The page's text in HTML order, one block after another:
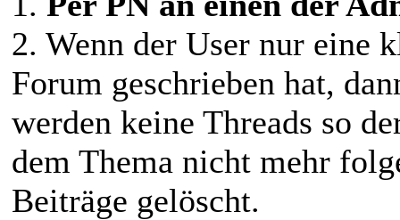
2. Wenn der User nur eine
Forum geschrieben hat,
werden keine Threads so
dem Thema nicht mehr
Beiträge gelöscht.